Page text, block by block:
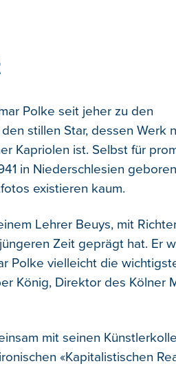
Polke seit jeher zu den
stillen Star, dessen Werk
Kapriolen ist. Selbst für
in Niederschlesien
existieren kaum.
Lehrer Beuys, mit
Zeit geprägt hat. Er
Polke vielleicht die
König, Direktor des Kölner
mit seinen
«Kapitalistischen